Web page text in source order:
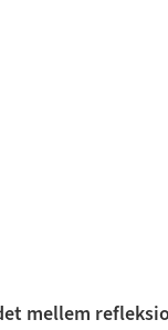
mellem